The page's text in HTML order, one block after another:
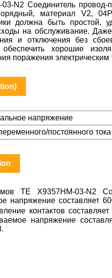
N2 Соединитель
материал V2,
должна быть простой,
на обслуживание.
и отключения без
хорошие
поражения электрическим
напряжение
постоянного тока
TE X9357HM-03-N2
напряжение составляет
контактов
напряжение